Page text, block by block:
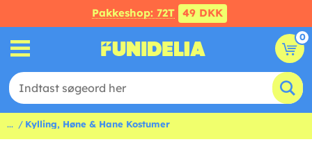
Pakkeshop: 72T 49 DKK
0
... Kylling, Høne & Hane Kostumer